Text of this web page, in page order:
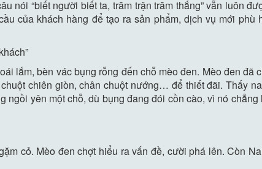
nói “biết người biết ta, trăm trận trăm thắng” vẫn luôn
của khách hàng để tạo ra sản phẩm, dịch vụ mới phù
lắm, bèn vác bụng rỗng đến chỗ mèo đen. Mèo đen đã
chiên giòn, chân chuột nướng… để thiết đãi. Thấy
ngồi yên một chỗ, dù bụng đang đói cồn cào, vì nó
cỏ. Mèo đen chợt hiểu ra vấn đề, cười phá lên. Còn